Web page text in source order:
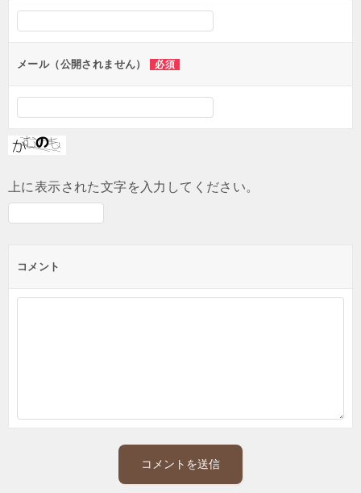
シ
ンメール（公開されません） 必須
上に表示された文字を入力してください。
コメント